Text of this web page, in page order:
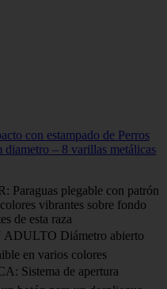
con estampado de Perros
– 8 varillas metálicas
plegable con patrón
vibrantes sobre fondo
de esta raza
Diámetro abierto
en varios colores
Sistema de apertura